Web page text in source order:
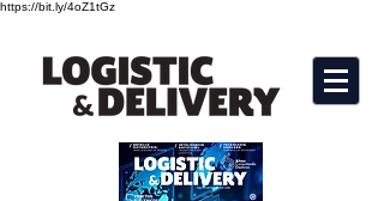
https://bit.ly/4oZ1tGz